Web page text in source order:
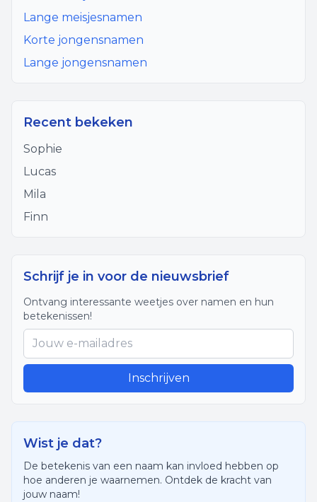
Lange meisjesnamen
Korte jongensnamen
Lange jongensnamen
Recent bekeken
Sophie
Lucas
Mila
Finn
Schrijf je in voor de nieuwsbrief
Ontvang interessante weetjes over namen en hun
betekenissen!
Inschrijven
Wist je dat?
De betekenis van een naam kan invloed hebben op
hoe anderen je waarnemen. Ontdek de kracht van
jouw naam!